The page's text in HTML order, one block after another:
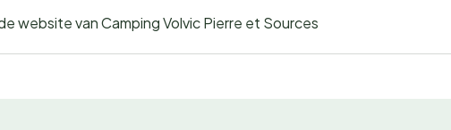
website van Camping Volvic Pierre et Sources